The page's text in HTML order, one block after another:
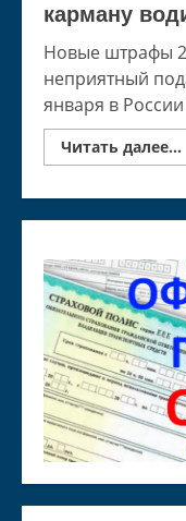
карману
Новые штрафы
неприятный
января в
Читать далее...